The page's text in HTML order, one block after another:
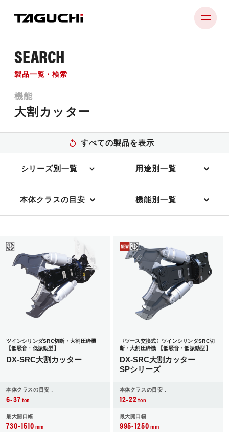
PRODUCT
COMPANY
NEWS
SUPPORT
RECRUIT
CONTACT
EN
SEARCH
製品一覧・検索
機能
大割カッター
すべての製品を表示
シリーズ別一覧 用途別一覧
本体クラスの目安 機能別一覧
ツインシリンダSRC切断・大割圧砕機
【低騒音・低振動型】
DX-SRC大割カッター
本体クラスの目安 :
6-37ton
最大開口幅 :
730-1510mm
〈ツース交換式〉ツインシリンダSRC切
断・大割圧砕機 【低騒音・低振動型】
DX-SRC大割カッター
SPシリーズ
本体クラスの目安 :
12-22ton
最大開口幅 :
995-1250mm